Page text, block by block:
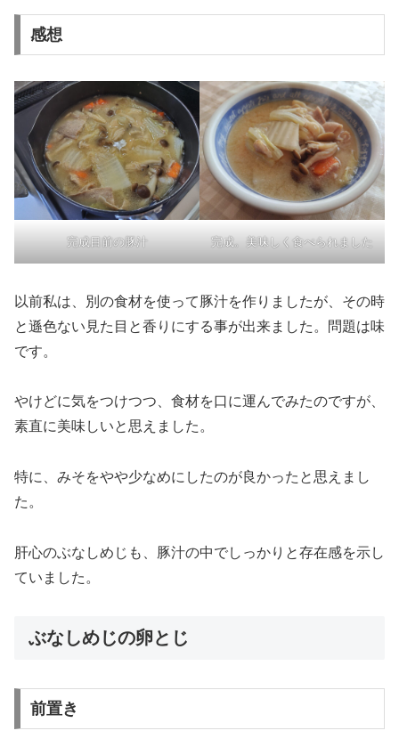
感想
完成目前の豚汁 完成。美味しく食べられました
以前私は、別の食材を使って豚汁を作りましたが、その時
と遜色ない見た目と香りにする事が出来ました。問題は味
です。
やけどに気をつけつつ、食材を口に運んでみたのですが、
素直に美味しいと思えました。
特に、みそをやや少なめにしたのが良かったと思えまし
た。
肝心のぶなしめじも、豚汁の中でしっかりと存在感を示し
ていました。
ぶなしめじの卵とじ
前置き